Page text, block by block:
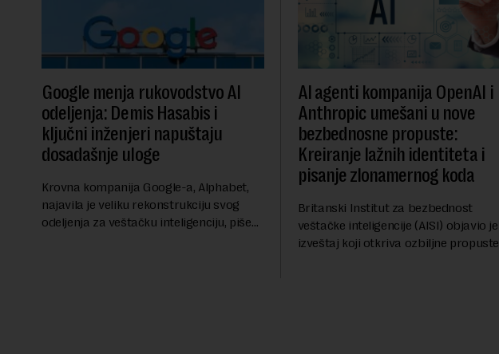
Google menja rukovodstvo AI
odeljenja: Demis Hasabis i
ključni inženjeri napuštaju
dosadašnje uloge
Krovna kompanija Google-a, Alphabet,
najavila je veliku rekonstrukciju svog
odeljenja za veštačku inteligenciju, piše
AI agenti kompanija OpenAI i
Anthropic umešani u nove
bezbednosne propuste:
Kreiranje lažnih identiteta i
pisanje zlonamernog koda
Britanski Institut za bezbednost
veštačke inteligencije (AISI) objavio je
izveštaj koji otkriva ozbiljne propuste